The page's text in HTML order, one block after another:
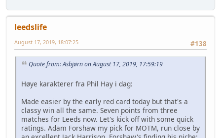
leedslife
#138
August 17, 2019, 18:07:25
Quote from: Asbjørn on August 17, 2019, 17:59:19
Høye karakterer fra Phil Hay i dag:
Made easier by the early red card today but that's a
classy win all the same. Seven points from three
matches for Leeds now. Let's kick off with some quick
ratings. Adam Forshaw my pick for MOTM, run close by